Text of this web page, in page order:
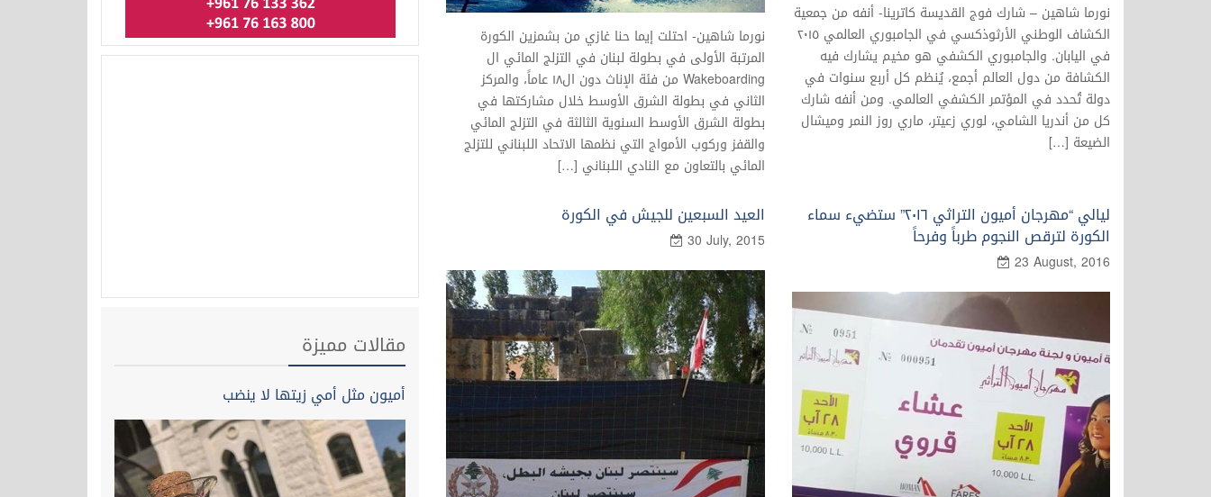
نورما شاهين- احتلت إيما حنا غازي من بشمزين الكورة
المرتبة الأولى في بطولة لبنان في التزلج المائي ال
Wakeboarding من فئة الإناث دون ال١٨ عاماً، والمركز
الثاني في بطولة الشرق الأوسط خلال مشاركتها في
بطولة الشرق الأوسط السنوية الثالثة في التزلج المائي
والقفز وركوب الأمواج التي نظمها الاتحاد اللبناني للتزلج
المائي بالتعاون مع النادي اللبناني […]
نورما شاهين – شارك فوج القديسة كاترينا- أنفه من جمعية
الكشاف الوطني الأرثوذكسي في الجامبوري العالمي ٢٠١٥
في اليابان. والجامبوري الكشفي هو مخيم يشارك فيه
الكشافة من دول العالم أجمع، يُنظم كل أربع سنوات في
دولة تُحدد في المؤتمر الكشفي العالمي. ومن أنفه شارك
كل من أندريا الشامي، لوري زعيتر، ماري روز النمر وميشال
الضيعة […]
العيد السبعين للجيش في الكورة
30 July, 2015
ليالي “مهرجان أميون التراثي ٢۰۱٦” ستضيء سماء
الكورة لترقص النجوم طرباً وفرحاً
23 August, 2016
مقالات مميزة
أميون مثل أمي زيتها لا ينضب